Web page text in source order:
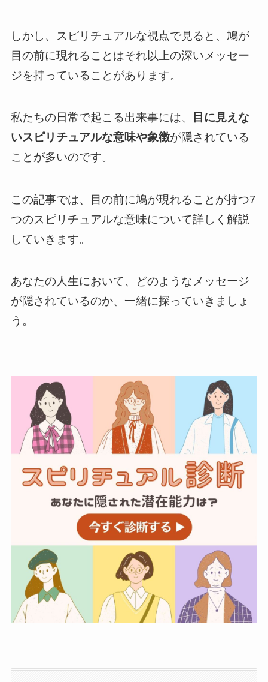
しかし、スピリチュアルな視点で見ると、鳩が
目の前に現れることはそれ以上の深いメッセー
ジを持っていることがあります。
私たちの日常で起こる出来事には、
目に見えな
いスピリチュアルな意味や象徴が隠されている
ことが多いのです。
この記事では、目の前に鳩が現れることが持つ7
つのスピリチュアルな意味について詳しく解説
していきます。
あなたの人生において、どのようなメッセージ
が隠されているのか、一緒に探っていきましょ
う。